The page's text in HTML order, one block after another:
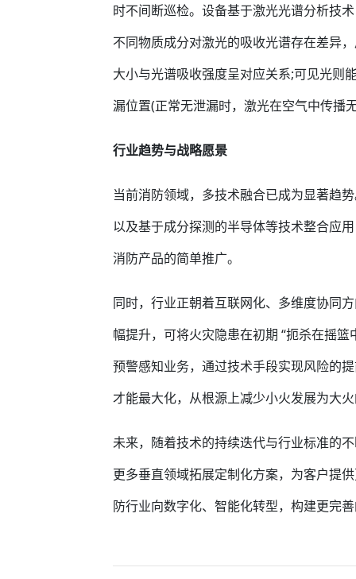
时不间断巡检。设备基于激光光谱分析技
不同物质成分对激光的吸收光谱存在差异
大小与光谱吸收强度呈对应关系;可见光则
漏位置(正常无泄漏时，激光在空气中传播
行业趋势与战略愿景
当前消防领域，多技术融合已成为显著趋
以及基于成分探测的半导体等技术整合应
消防产品的简单推广。
同时，行业正朝着互联网化、多维度协同
幅提升，可将火灾隐患在初期 “扼杀在摇
预警感知业务，通过技术手段实现风险的
才能最大化，从根源上减少小火发展为大
未来，随着技术的持续迭代与行业标准的
更多垂直领域拓展定制化方案，为客户提
防行业向数字化、智能化转型，构建更完